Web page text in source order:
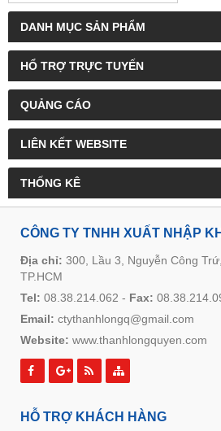
DANH MỤC SẢN PHẨM
HỔ TRỢ TRỰC TUYẾN
QUẢNG CÁO
LIÊN KẾT WEBSITE
THỐNG KÊ
CÔNG TY TNHH XUẤT NHẬP
Địa chỉ: 300, Lầu 3, Nguyễn Công
TP.HCM
Tel: 08.38.214.062 - Fax:
Email: ctythanhlongq@gmail.com
Website: www.thanhlongquyen.com
HỖ TRỢ KHÁCH HÀNG